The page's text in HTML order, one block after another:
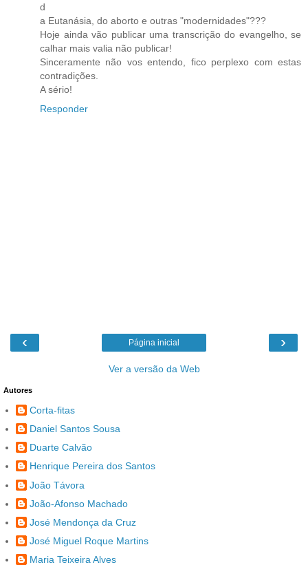
d
a Eutanásia, do aborto e outras "modernidades"???
Hoje ainda vão publicar uma transcrição do evangelho, se
calhar mais valia não publicar!
Sinceramente não vos entendo, fico perplexo com estas
contradições.
A sério!
Responder
‹ ›
Página inicial
Ver a versão da Web
Autores
Corta-fitas
Daniel Santos Sousa
Duarte Calvão
Henrique Pereira dos Santos
João Távora
João-Afonso Machado
José Mendonça da Cruz
José Miguel Roque Martins
Maria Teixeira Alves